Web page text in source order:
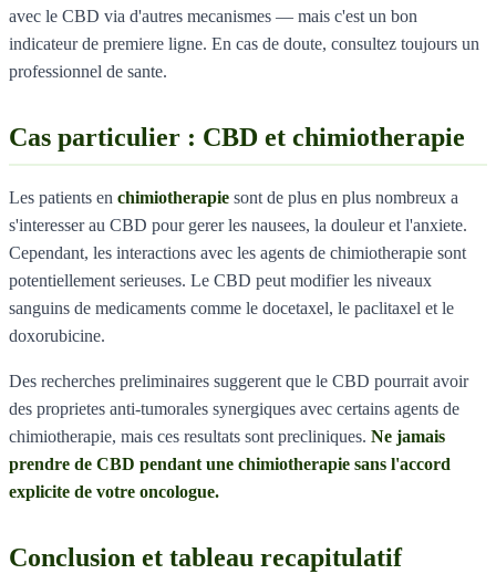
avec le CBD via d'autres mecanismes — mais c'est un bon
indicateur de premiere ligne. En cas de doute, consultez toujours un
professionnel de sante.
Cas particulier : CBD et chimiotherapie
Les patients en chimiotherapie sont de plus en plus nombreux a
s'interesser au CBD pour gerer les nausees, la douleur et l'anxiete.
Cependant, les interactions avec les agents de chimiotherapie sont
potentiellement serieuses. Le CBD peut modifier les niveaux
sanguins de medicaments comme le docetaxel, le paclitaxel et le
doxorubicine.
Des recherches preliminaires suggerent que le CBD pourrait avoir
des proprietes anti-tumorales synergiques avec certains agents de
chimiotherapie, mais ces resultats sont precliniques. Ne jamais
prendre de CBD pendant une chimiotherapie sans l'accord
explicite de votre oncologue.
Conclusion et tableau recapitulatif